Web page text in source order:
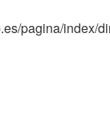
pagina/index/